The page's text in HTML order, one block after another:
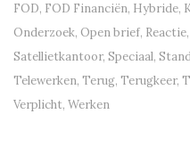
FOD, FOD Financiën, Hybride,
Onderzoek, Open brief, Reactie,
Satellietkantoor, Speciaal,
Telewerken, Terug, Terugkeer,
Verplicht, Werken